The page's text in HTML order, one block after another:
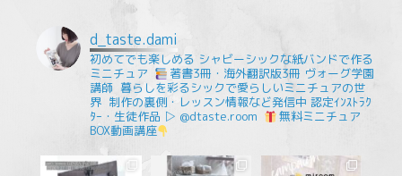
d_taste.dami
初めてでも楽しめる シャビーシックな紙バンドで作る
ミニチュア
著書3冊・海外翻訳版3冊 ヴォーグ学園
講師 暮らしを彩るシックで愛らしいミニチュアの世
界 制作の裏側・レッスン情報など発信中 認定ｲﾝｽﾄﾗｸ
ﾀｰ・生徒作品 ▷ @dtaste.room
無料ミニチュア
BOX動画講座